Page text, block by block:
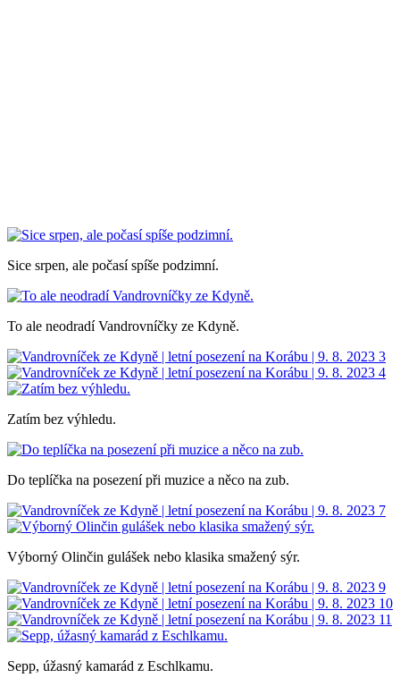
Sice srpen, ale počasí spíše podzimní.
To ale neodradí Vandrovníčky ze Kdyně.
Zatím bez výhledu.
Do teplíčka na posezení při muzice a něco na zub.
Výborný Olinčin gulášek nebo klasika smažený sýr.
Sepp, úžasný kamarád z Eschlkamu.